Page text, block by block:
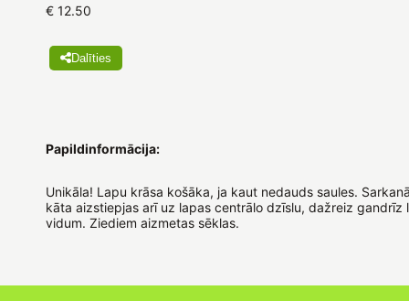
€ 12.50
Dalīties
Papildinformācija:
Unikāla! Lapu krāsa košāka, ja kaut nedauds saules.
kāta aizstiepjas arī uz lapas centrālo dzīslu, dažreiz gandrīz
vidum. Ziediem aizmetas sēklas.